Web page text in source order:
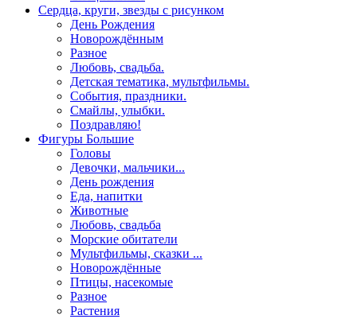
Сердца, круги, звезды с рисунком
День Рождения
Новорождённым
Разное
Любовь, свадьба.
Детская тематика, мультфильмы.
События, праздники.
Смайлы, улыбки.
Поздравляю!
Фигуры Большие
Головы
Девочки, мальчики...
День рождения
Еда, напитки
Животные
Любовь, свадьба
Морские обитатели
Мультфильмы, сказки ...
Новорождённые
Птицы, насекомые
Разное
Растения